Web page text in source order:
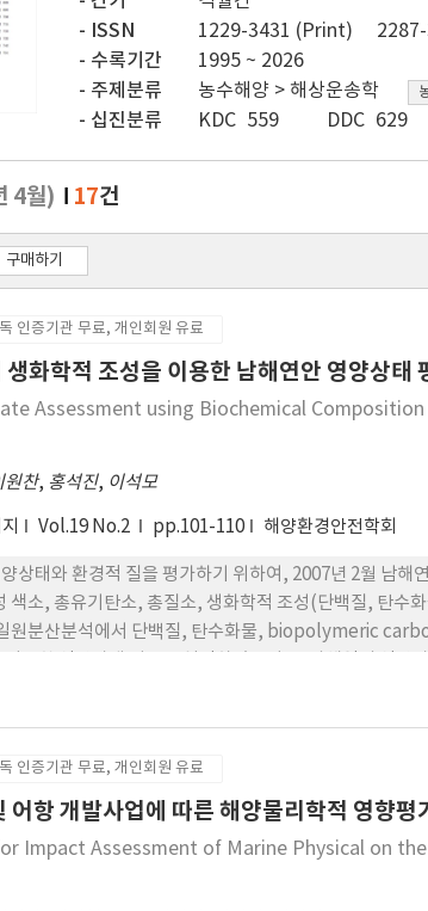
ISSN
1229-3431 (Print)
수록기간
1995 ~ 2026
주제분류
농수해양 > 해상운송학
십진분류 KDC 559 DDC 629
4월) 17건
구매하기
인증기관 무료, 개인회원 유료
생화학적 조성을 이용한 남해연안 영양상태
Assessment using Biochemical
원찬, 홍석진, 이석모
Vol.19 No.2 pp.101-110 해양환경안전학회
상태와 환경적 질을 평가하기 위하여, 2007년 2월 남해
색소, 총유기탄소, 총질소, 생화학적 조성(단백질, 탄수
원분산분석에서 단백질, 탄수화물, biopolymeric
포함한 I그룹을 과영양 상태, 양식시설이 밀집한 통영,
인증기관 무료, 개인회원 유료
어항 개발사업에 따른 해양물리학적 영향평
Impact Assessment of Marine Physical on